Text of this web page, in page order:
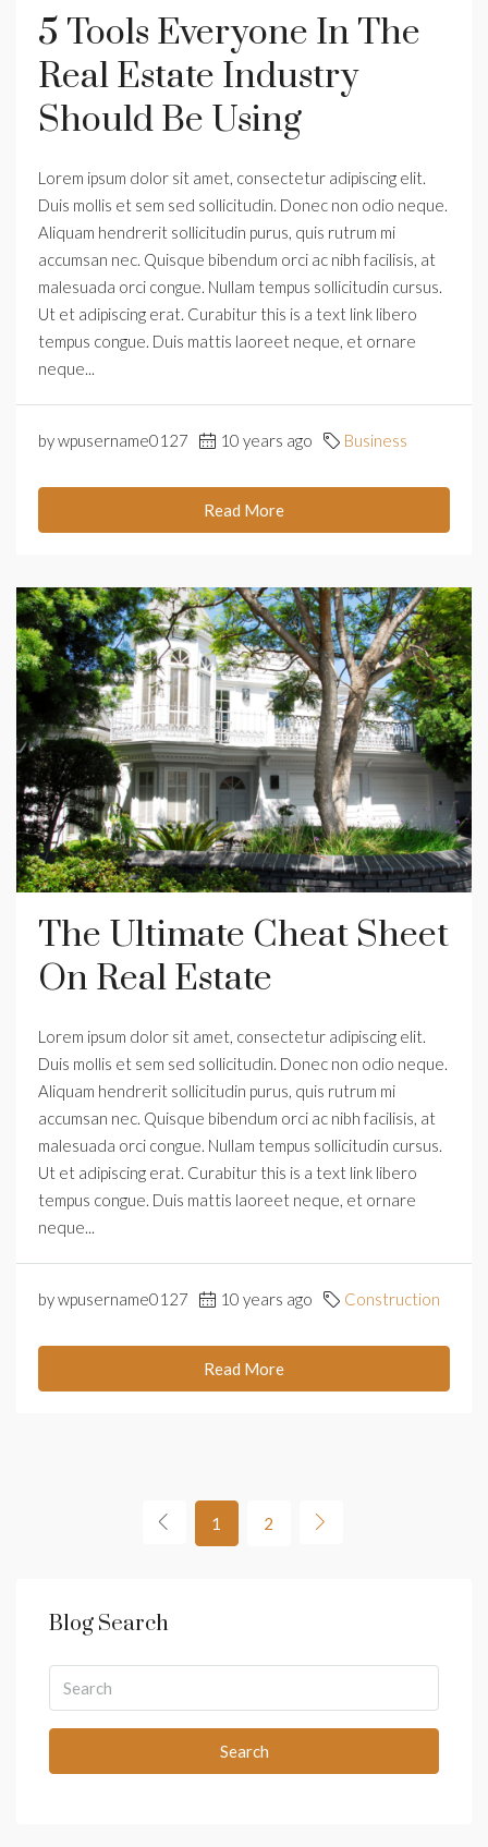
5 Tools Everyone In The
Real Estate Industry
Should Be Using
Lorem ipsum dolor sit amet, consectetur adipiscing elit.
Duis mollis et sem sed sollicitudin. Donec non odio neque.
Aliquam hendrerit sollicitudin purus, quis rutrum mi
accumsan nec. Quisque bibendum orci ac nibh facilisis, at
malesuada orci congue. Nullam tempus sollicitudin cursus.
Ut et adipiscing erat. Curabitur this is a text link libero
tempus congue. Duis mattis laoreet neque, et ornare
neque...
by wpusername0127 10 years ago Business
Read More
The Ultimate Cheat Sheet
On Real Estate
Lorem ipsum dolor sit amet, consectetur adipiscing elit.
Duis mollis et sem sed sollicitudin. Donec non odio neque.
Aliquam hendrerit sollicitudin purus, quis rutrum mi
accumsan nec. Quisque bibendum orci ac nibh facilisis, at
malesuada orci congue. Nullam tempus sollicitudin cursus.
Ut et adipiscing erat. Curabitur this is a text link libero
tempus congue. Duis mattis laoreet neque, et ornare
neque...
by wpusername0127 10 years ago Construction
Read More
1 2
Blog Search
Search